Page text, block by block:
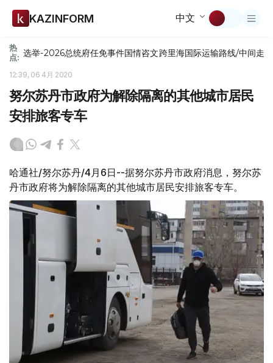
KAZINFORM 中文
热
点: 选举-2026总统府任免事件国情咨文跨里海国际运输路线/中间走廊
12:39, 06 4月 2020
努尔苏丹市政府为解除隔离的其他城市居民
安排旅客专车
哈通社/努尔苏丹/4月6日--据努尔苏丹市政府消息，努尔苏
丹市政府将为解除隔离的其他城市居民安排旅客专车。